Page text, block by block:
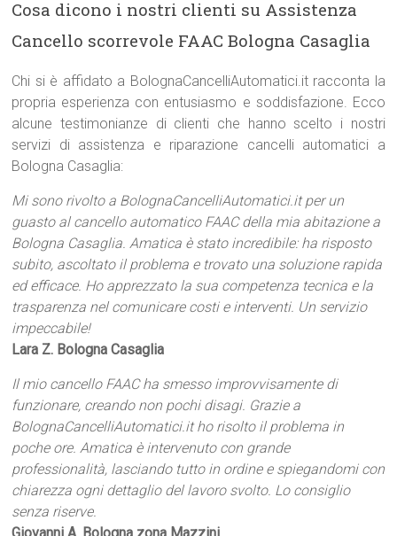
Cosa dicono i nostri clienti su Assistenza
Cancello scorrevole FAAC Bologna Casaglia
Chi si è affidato a BolognaCancelliAutomatici.it racconta la
propria esperienza con entusiasmo e soddisfazione. Ecco
alcune testimonianze di clienti che hanno scelto i nostri
servizi di assistenza e riparazione cancelli automatici a
Bologna Casaglia:
Mi sono rivolto a BolognaCancelliAutomatici.it per un
guasto al cancello automatico FAAC della mia abitazione a
Bologna Casaglia. Amatica è stato incredibile: ha risposto
subito, ascoltato il problema e trovato una soluzione rapida
ed efficace. Ho apprezzato la sua competenza tecnica e la
trasparenza nel comunicare costi e interventi. Un servizio
impeccabile!
Lara Z. Bologna Casaglia
Il mio cancello FAAC ha smesso improvvisamente di
funzionare, creando non pochi disagi. Grazie a
BolognaCancelliAutomatici.it ho risolto il problema in
poche ore. Amatica è intervenuto con grande
professionalità, lasciando tutto in ordine e spiegandomi con
chiarezza ogni dettaglio del lavoro svolto. Lo consiglio
senza riserve.